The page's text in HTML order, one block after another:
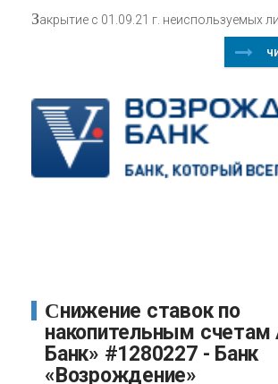
Закрытие с 01.09.21 г. неиспользуемых
Cнижение ставок по
накопительным
Банк» #1280227 - Банк
«Возрождение»